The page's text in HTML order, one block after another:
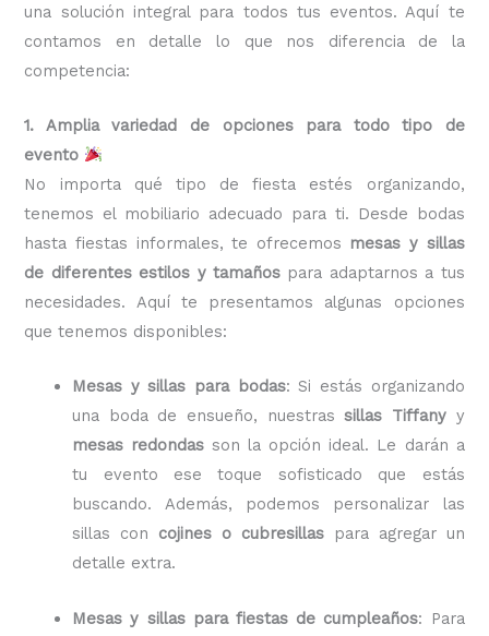
una solución integral para todos tus eventos. Aquí te
contamos en detalle lo que nos diferencia de la
competencia:
1. Amplia variedad de opciones para todo tipo de
evento
No importa qué tipo de fiesta estés organizando,
tenemos el mobiliario adecuado para ti. Desde bodas
hasta fiestas informales, te ofrecemos mesas y sillas
de diferentes estilos y tamaños para adaptarnos a tus
necesidades. Aquí te presentamos algunas opciones
que tenemos disponibles:
Mesas y sillas para bodas: Si estás organizando
una boda de ensueño, nuestrassillas Tiffanyy
mesas redondas son la opción ideal. Le darán a
tu evento ese toque sofisticado que estás
buscando. Además, podemos personalizar las
sillas con cojines o cubresillaspara agregar un
detalle extra.
Mesas y sillas para fiestas de cumpleaños: Para